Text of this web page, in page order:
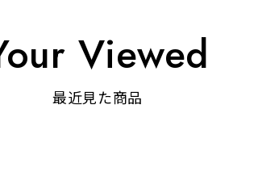
Viewed
最近見た商品